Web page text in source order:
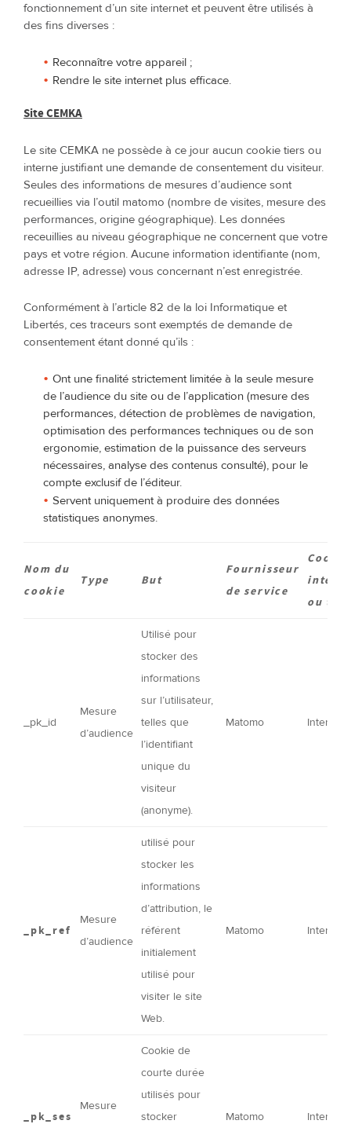
fonctionnement d’un site internet et peuvent être utilisés à
des fins diverses :
Reconnaître votre appareil ;
Rendre le site internet plus efficace.
Site CEMKA
Le site CEMKA ne possède à ce jour aucun cookie tiers ou
interne justifiant une demande de consentement du visiteur.
Seules des informations de mesures d’audience sont
recueillies via l’outil matomo (nombre de visites, mesure des
performances, origine géographique). Les données
receuillies au niveau géographique ne concernent que votre
pays et votre région. Aucune information identifiante (nom,
adresse IP, adresse) vous concernant n’est enregistrée.
Conformément à l’article 82 de la loi Informatique et
Libertés, ces traceurs sont exemptés de demande de
consentement étant donné qu’ils :
Ont une finalité strictement limitée à la seule mesure
de l’audience du site ou de l’application (mesure des
performances, détection de problèmes de navigation,
optimisation des performances techniques ou de son
ergonomie, estimation de la puissance des serveurs
nécessaires, analyse des contenus consulté), pour le
compte exclusif de l’éditeur.
Servent uniquement à produire des données
statistiques anonymes.
Nom du
cookie
Type But
Fournisseur
de service
ou
_pk_id
Mesure
d’audience
Utilisé pour
stocker des
informations
sur l’utilisateur,
telles que
l’identifiant
unique du
visiteur
(anonyme).
Matomo Interne
_pk_ref
Mesure
d’audience
utilisé pour
stocker les
informations
d’attribution, le
référent
initialement
utilisé pour
visiter le site
Web.
Matomo Interne
_pk_ses
Mesure
Cookie de
courte durée
utilisés pour
stocker
Matomo Interne